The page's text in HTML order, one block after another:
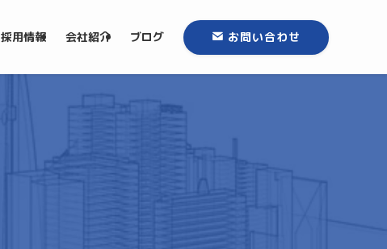
採用情報 会社紹介 ブログ お問い合わせ